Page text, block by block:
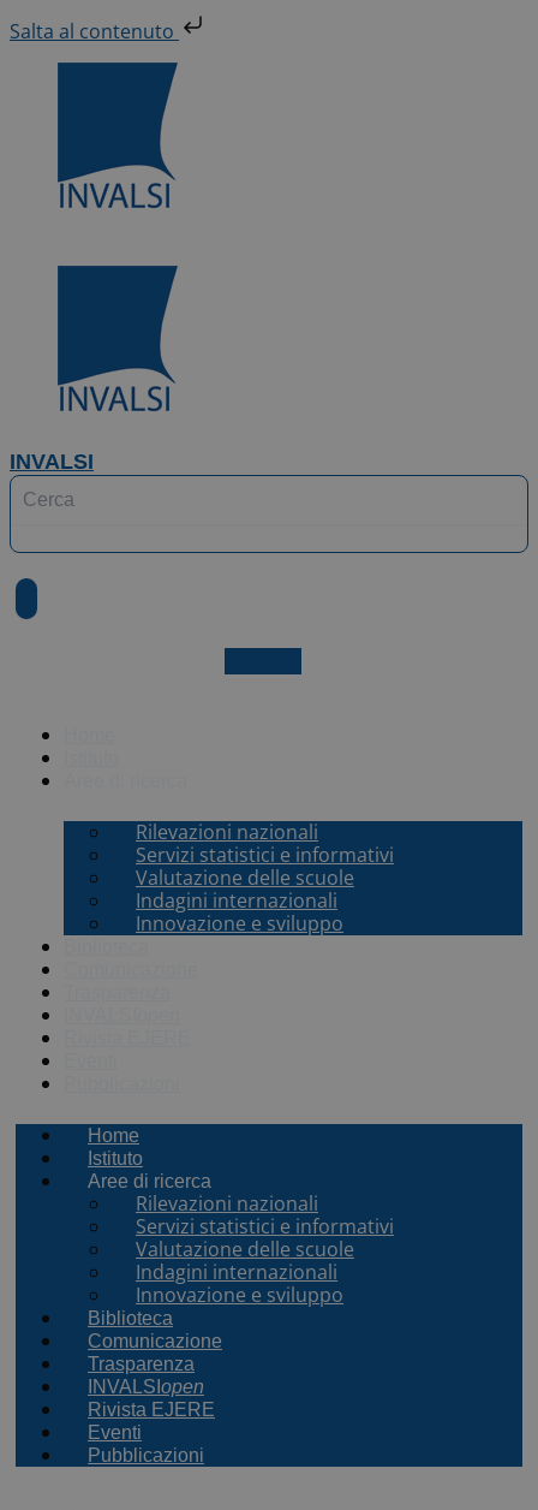
Salta al contenuto
al
INVALSI
Search
Rilevazioni nazionali
Servizi statistici e informativi
Valutazione delle scuole
Indagini internazionali
Innovazione e sviluppo
Home
Istituto
Aree di ricerca
Rilevazioni nazionali
Servizi statistici e informativi
Valutazione delle scuole
Indagini internazionali
Innovazione e sviluppo
Biblioteca
Comunicazione
Trasparenza
INVALSI open
Rivista EJERE
Eventi
Pubblicazioni